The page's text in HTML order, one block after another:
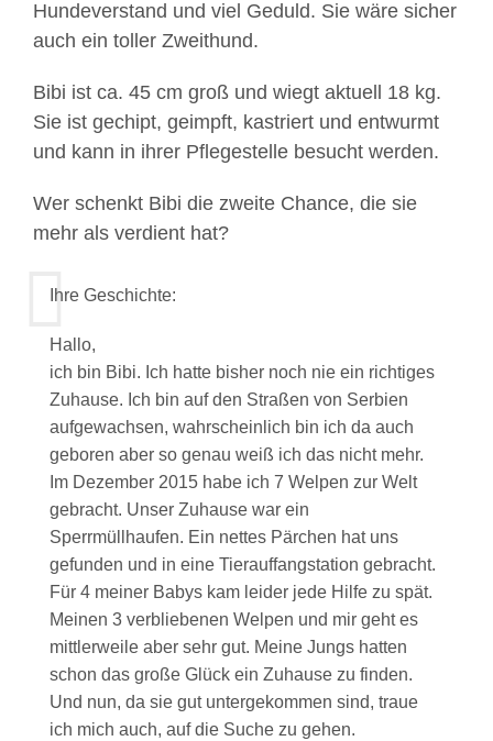
Hundeverstand und viel Geduld. Sie wäre sicher
auch ein toller Zweithund.
Bibi ist ca. 45 cm groß und wiegt aktuell 18 kg.
Sie ist gechipt, geimpft, kastriert und entwurmt
und kann in ihrer Pflegestelle besucht werden.
Wer schenkt Bibi die zweite Chance, die sie
mehr als verdient hat?
Ihre Geschichte:
Hallo,
ich bin Bibi. Ich hatte bisher noch nie ein richtiges
Zuhause. Ich bin auf den Straßen von Serbien
aufgewachsen, wahrscheinlich bin ich da auch
geboren aber so genau weiß ich das nicht mehr.
Im Dezember 2015 habe ich 7 Welpen zur Welt
gebracht. Unser Zuhause war ein
Sperrmüllhaufen. Ein nettes Pärchen hat uns
gefunden und in eine Tierauffangstation gebracht.
Für 4 meiner Babys kam leider jede Hilfe zu spät.
Meinen 3 verbliebenen Welpen und mir geht es
mittlerweile aber sehr gut. Meine Jungs hatten
schon das große Glück ein Zuhause zu finden.
Und nun, da sie gut untergekommen sind, traue
ich mich auch, auf die Suche zu gehen.